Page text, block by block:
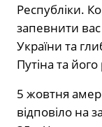
Республіки.
запевнити
України та
Путіна та
5 жовтня
відповіло на